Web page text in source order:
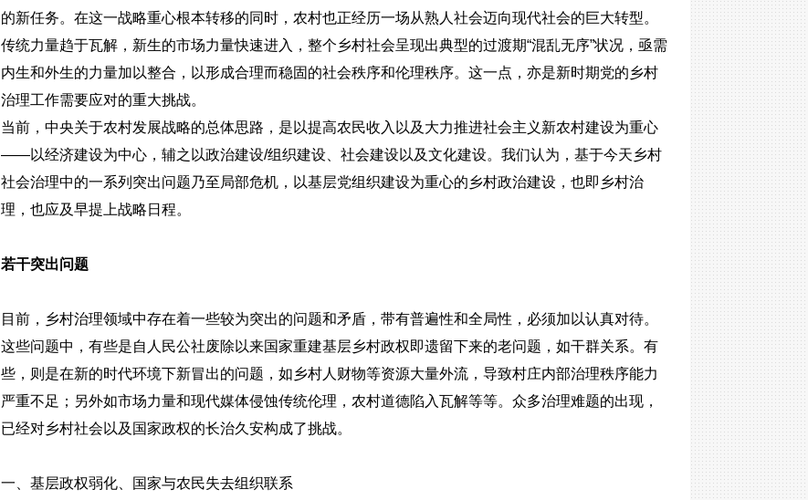
的新任务。在这一战略重心根本转移的同时，农村也正经历一场从熟人社会迈向现代社会的巨大转型。
传统力量趋于瓦解，新生的市场力量快速进入，整个乡村社会呈现出典型的过渡期“混乱无序”状况，亟需
内生和外生的力量加以整合，以形成合理而稳固的社会秩序和伦理秩序。这一点，亦是新时期党的乡村
治理工作需要应对的重大挑战。
当前，中央关于农村发展战略的总体思路，是以提高农民收入以及大力推进社会主义新农村建设为重心
——以经济建设为中心，辅之以政治建设/组织建设、社会建设以及文化建设。我们认为，基于今天乡村
社会治理中的一系列突出问题乃至局部危机，以基层党组织建设为重心的乡村政治建设，也即乡村治
理，也应及早提上战略日程。
若干突出问题
目前，乡村治理领域中存在着一些较为突出的问题和矛盾，带有普遍性和全局性，必须加以认真对待。
这些问题中，有些是自人民公社废除以来国家重建基层乡村政权即遗留下来的老问题，如干群关系。有
些，则是在新的时代环境下新冒出的问题，如乡村人财物等资源大量外流，导致村庄内部治理秩序能力
严重不足；另外如市场力量和现代媒体侵蚀传统伦理，农村道德陷入瓦解等等。众多治理难题的出现，
已经对乡村社会以及国家政权的长治久安构成了挑战。
一、基层政权弱化、国家与农民失去组织联系